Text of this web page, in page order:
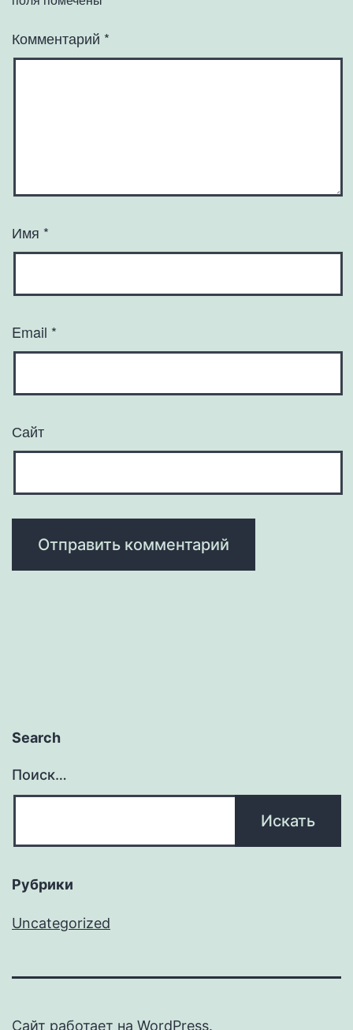
Комментарий *
Имя *
Email *
Сайт
Search
Поиск…
Рубрики
Uncategorized
Сайт работает на WordPress.